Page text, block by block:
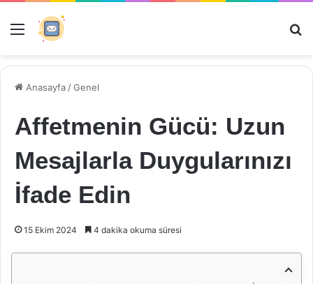
Menü
Anasayfa /Genel
Affetmenin Gücü: Uzun
Mesajlarla Duygularınızı
İfade Edin
15 Ekim 2024 4 dakika okuma süresi